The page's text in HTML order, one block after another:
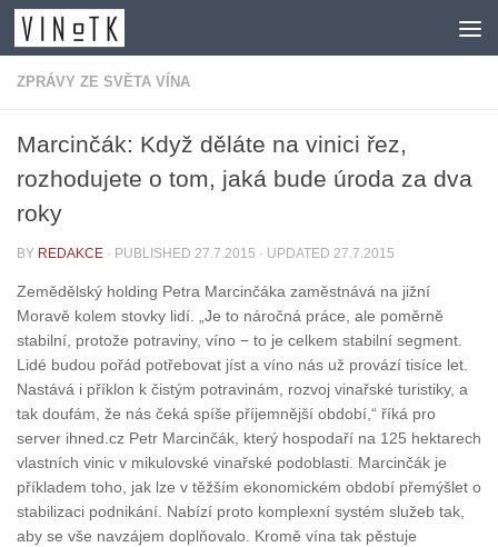
Skip to content
ZPRÁVY ZE SVĚTA VÍNA
Marcinčák: Když děláte na vinici řez,
rozhodujete o tom, jaká bude úroda za dva
roky
BY REDAKCE · PUBLISHED 27.7.2015 · UPDATED 27.7.2015
Zemědělský holding Petra Marcinčáka zaměstnává na jižní
Moravě kolem stovky lidí. „Je to náročná práce, ale poměrně
stabilní, protože potraviny, víno − to je celkem stabilní segment.
Lidé budou pořád potřebovat jíst a víno nás už provází tisíce let.
Nastává i příklon k čistým potravinám, rozvoj vinařské turistiky, a
tak doufám, že nás čeká spíše příjemnější období,“ říká pro
server ihned.cz Petr Marcinčák, který hospodaří na 125 hektarech
vlastních vinic v mikulovské vinařské podoblasti. Marcinčák je
příkladem toho, jak lze v těžším ekonomickém období přemýšlet o
stabilizaci podnikání. Nabízí proto komplexní systém služeb tak,
aby se vše navzájem doplňovalo. Kromě vína tak pěstuje